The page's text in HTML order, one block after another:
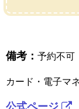
備考： 予約不可
カード・電子マ